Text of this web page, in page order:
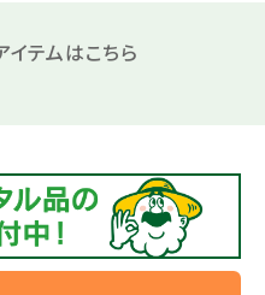
テムはこちら